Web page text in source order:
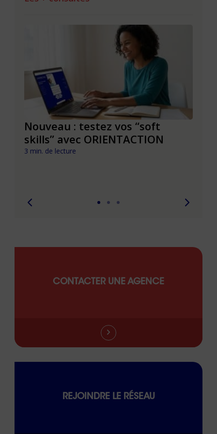
Nouveau : testez vos “soft
skills” avec ORIENTACTION
3 min. de lecture
CONTACTER UNE AGENCE
REJOINDRE LE RÉSEAU